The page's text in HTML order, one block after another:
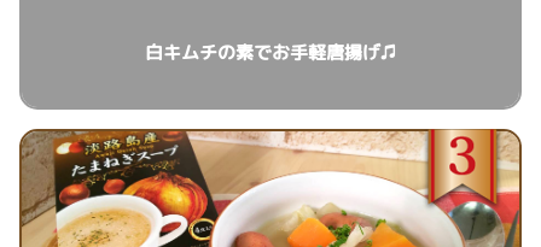
白キムチの素でお手軽唐揚げ♫